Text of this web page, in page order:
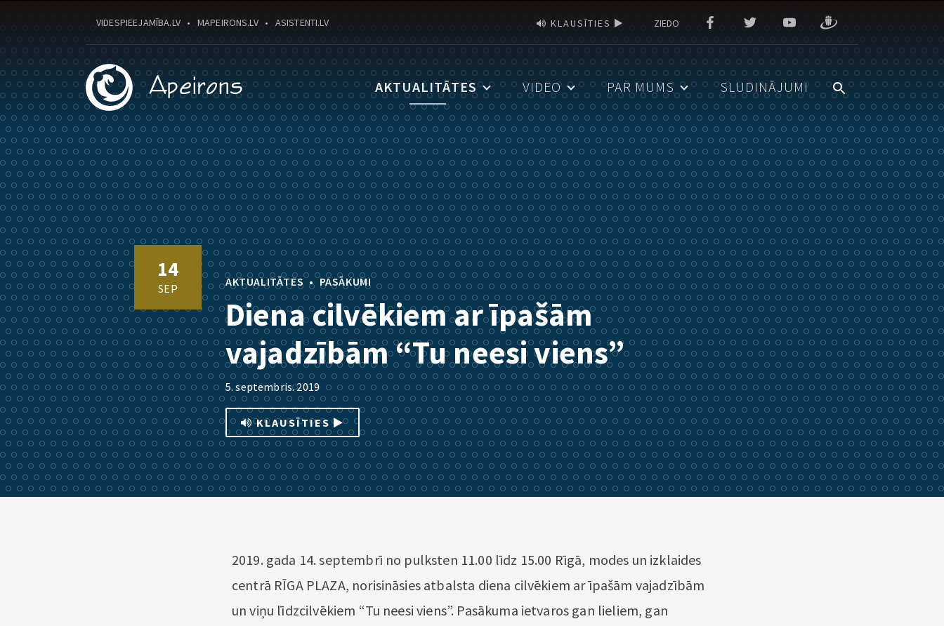
VIDESPIEEJAMĪBA.LV MAPEIRONS.LV ASISTENTI.LV KLAUSĪTIES ZIEDO
AKTUALITĀTES VIDEO PAR MUMS SLUDINĀJUMI
14
SEP AKTUALITĀTES • PASĀKUMI
Diena cilvēkiem ar īpašām
vajadzībām “Tu neesi viens”
5. septembris. 2019
KLAUSĪTIES
2019. gada 14. septembrī no pulksten 11.00 līdz 15.00 Rīgā, modes un izklaides
centrā RĪGA PLAZA, norisināsies atbalsta diena cilvēkiem ar īpašām vajadzībām
un viņu līdzcilvēkiem “Tu neesi viens”. Pasākuma ietvaros gan lieliem, gan